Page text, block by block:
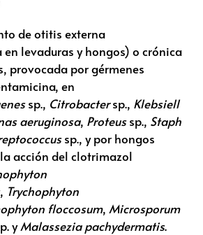
de otitis externa
en levaduras y hongos) o crónica
provocada por gérmenes
en
sp., Citrobactersp., Klebsiell
aeruginosa, Proteussp., Staph
sp., y por hongos
acción del clotrimazol
, Trychophyton
floccosum, Microsporum
y Malassezia pachydermatis.